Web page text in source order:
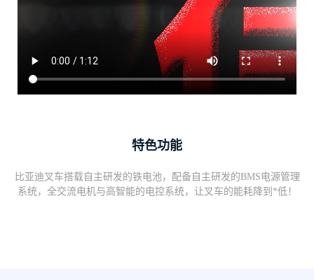
特色功能
比亚迪叉车搭载自主研发的铁电池，配备自主研发的BMS电源管理
系统，全交流电机与高智能的电控系统，让叉车的能耗降到*低！